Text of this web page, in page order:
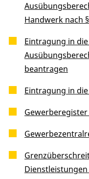
Handwerk nach
Eintragung in
beantragen
Eintragung in